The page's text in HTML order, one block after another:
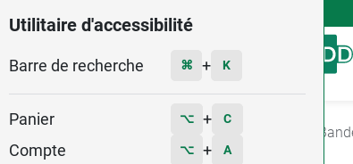
Utilitaire d'accessibilité
Barre de recherche ⌘ + K
Panier ⌥ + C
Compte ⌥ + A
Menu